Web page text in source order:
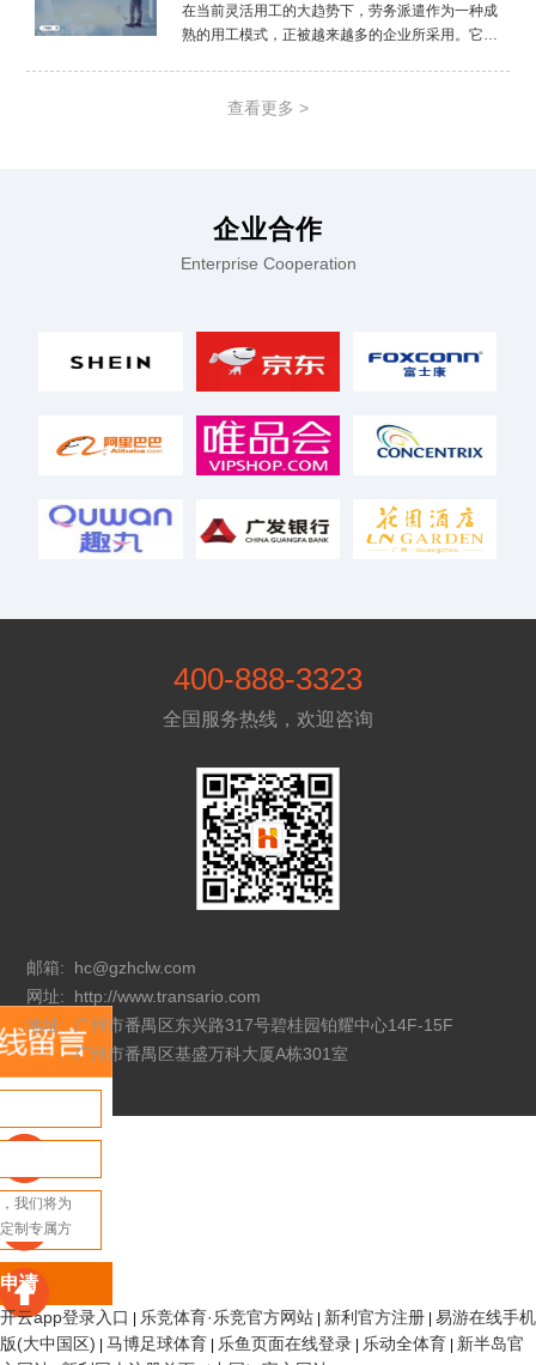
在当前灵活用工的大趋势下，劳务派遣作为一种成
熟的用工模式，正被越来越多的企业所采用。它并
务。劳务派遣最直接的优势在于降低企业管理成本
查看更多 >
企业合作
Enterprise Cooperation
400-888-3323
全国服务热线，欢迎咨询
邮箱:
hc@gzhclw.com
网址:
http://www.transario.com
地址:
广州市番禺区东兴路317号碧桂园铂耀中心14F-15F
广州市番禺区基盛万科大厦A栋301室
请
开云app登录入口 乐竞体育·乐竞官方网站 新利官方注册 易游在线手机
版(大中国区)
马博足球体育 乐鱼页面在线登录 乐动全体育
新半岛官